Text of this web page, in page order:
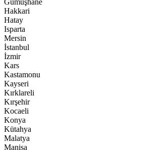
Gümüşhane
Hakkari
Hatay
Isparta
Mersin
İstanbul
İzmir
Kars
Kastamonu
Kayseri
Kırklareli
Kırşehir
Kocaeli
Konya
Kütahya
Malatya
Manisa